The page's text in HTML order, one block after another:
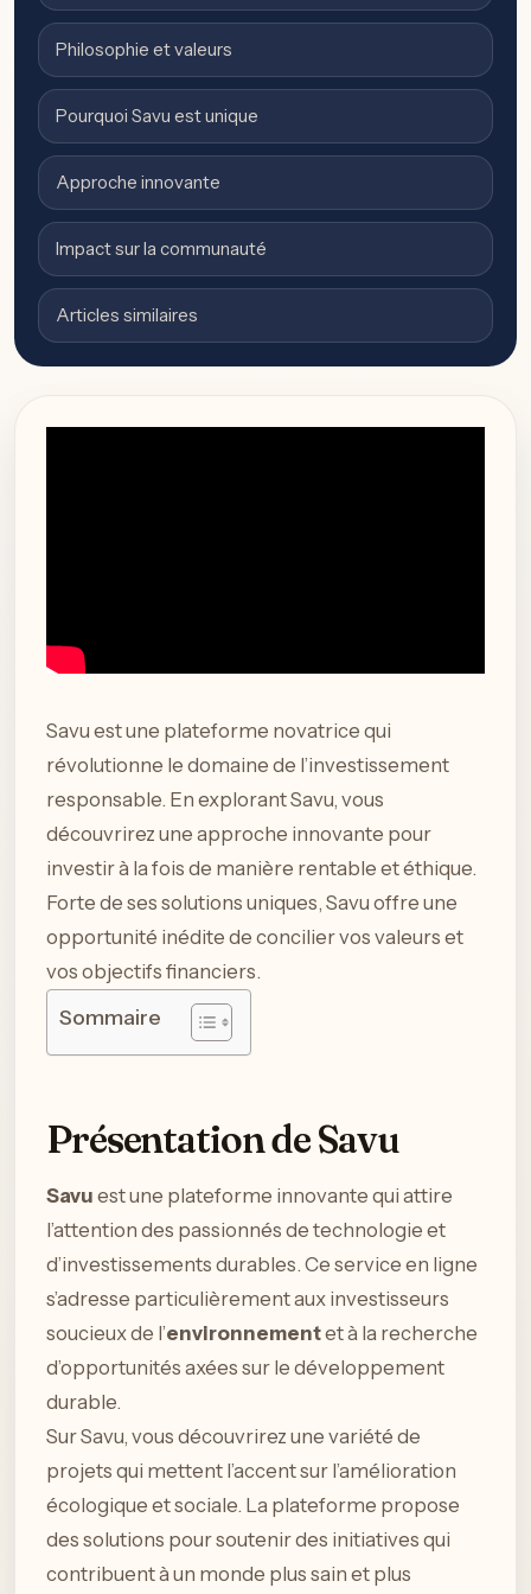
Philosophie et valeurs
Pourquoi Savu est unique
Approche innovante
Impact sur la communauté
Articles similaires
Savu est une plateforme novatrice qui
révolutionne le domaine de l’investissement
responsable. En explorant Savu, vous
découvrirez une approche innovante pour
investir à la fois de manière rentable et éthique.
Forte de ses solutions uniques, Savu offre une
opportunité inédite de concilier vos valeurs et
vos objectifs financiers.
Sommaire
Présentation de Savu
Savu est une plateforme innovante qui attire
l’attention des passionnés de technologie et
d’investissements durables. Ce service en ligne
s’adresse particulièrement aux investisseurs
soucieux de l’environnementet à la recherche
d’opportunités axées sur le développement
durable.
Sur Savu, vous découvrirez une variété de
projets qui mettent l’accent sur l’amélioration
écologique et sociale. La plateforme propose
des solutions pour soutenir des initiatives qui
contribuent à un monde plus sain et plus